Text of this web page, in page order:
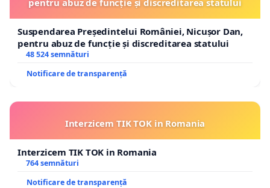
Suspendarea Președintelui României, Nicușor Dan,
pentru abuz de funcție și discreditarea statului
48 524 semnături
Notificare de transparență
Interzicem TIK TOK in Romania
Interzicem TIK TOK in Romania
764 semnături
Notificare de transparență